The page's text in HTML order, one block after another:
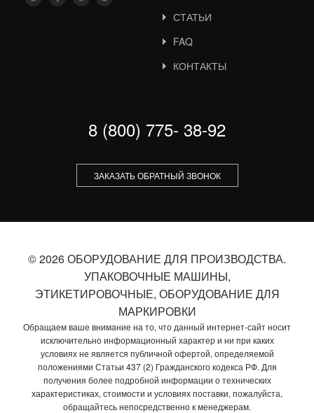
СТАТЬИ
FAQ
КОНТАКТЫ
8 (800) 775- 38-92
ЗАКАЗАТЬ ОБРАТНЫЙ ЗВОНОК
© 2026 ОБОРУДОВАНИЕ ДЛЯ ПРОИЗВОДСТВА.
УПАКОВОЧНЫЕ МАШИНЫ,
ЭТИКЕТИРОВОЧНЫЕ, ОБОРУДОВАНИЕ ДЛЯ
МАРКИРОВКИ
Обращаем ваше внимание на то, что данный интернет-сайт носит
исключительно информационный характер и ни при каких
условиях не является публичной офертой, определяемой
положениями Статьи 437 (2) Гражданского кодекса РФ. Для
получения более подробной информации о технических
характеристиках, стоимости и условиях поставки, пожалуйста,
обращайтесь непосредственно к менеджерам.